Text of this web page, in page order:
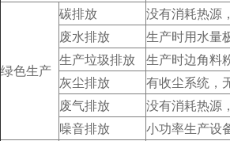
绿色生产
碳排放 没有消耗热源
废水排放
生产时用水量
生产垃圾排放
生产时边角料
灰尘排放
有收尘系统，
废气排放
没有消耗热源
噪音排放
小功率生产设